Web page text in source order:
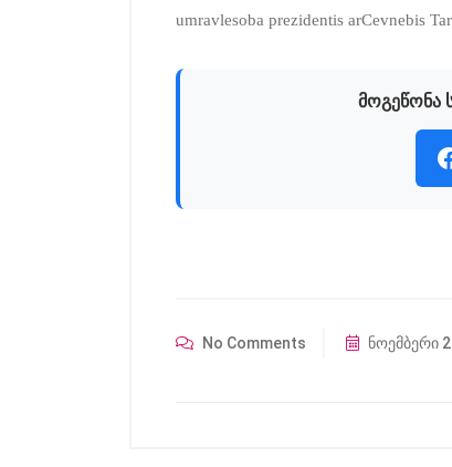
umravlesoba prezidentis arCevnebis
მოგეწონა
No Comments ნოემბერი